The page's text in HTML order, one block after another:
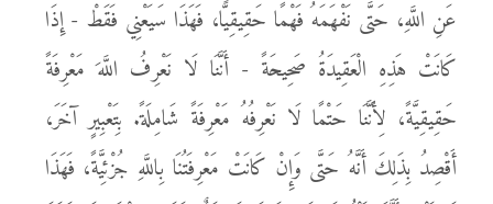
عَنِ اللَّهِ، حَتَّى نَفْهَمَهُ فَهْمًا حَقِيقِيًّا، فَهَذَا سَيَعْنِي فَقَطْ - إِذَا
كَانَتْ هَذِهِ الْعَقِيدَةُ صَحِيحَةً - أَنَّنَا لَا نَعْرِفُ اللَّهَ مَعْرِفَةً
حَقِيقِيَّةً، لِأَنَّنَا حَتْمًا لَا نَعْرِفُهُ مَعْرِفَةً شَامِلَةً. بِتَعْبِيرٍ آخَرَ،
أَقْصِدُ بِذَلِكَ أَنَّهُ حَتَّى وَإِنْ كَانَتْ مَعْرِفَتُنَا بِاللَّهِ جُزْئِيَّةً، فَهَذَا